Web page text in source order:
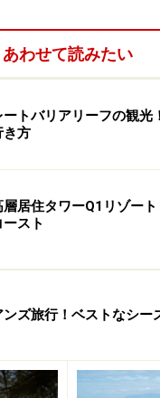
では期間限定の超格
過去には1000席限定
たことも！ 燃油付加
あわせて読みたい
ートバリアリーフの観光
き方
層居住タワーQ1リゾー
ースト
ンズ旅行！ベストなシー